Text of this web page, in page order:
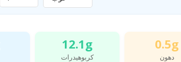
12.1g
كربوهيدرات
0.5g
دهون